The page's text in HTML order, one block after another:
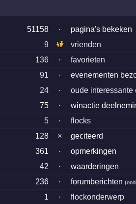
51158 ·
pagina's bekeken
9
vrienden
136
·
favorieten
91
·
evenementen
24
·
oude interessante
75
·
winactie
5
·
flocks
128
×
geciteerd
361
·
opmerkingen
42
·
waarderingen
236
· forumberichten(
1 ·
flockonderwerp